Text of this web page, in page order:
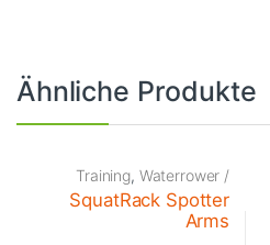
Ähnliche Produkte
Training, Waterrower /
NOHrD Trainingsgeräte
SquatRack Spotter
Arms